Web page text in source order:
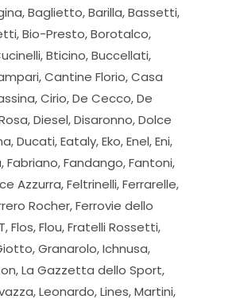
Baglietto, Barilla, Bassetti,
Bio-Presto, Borotalco,
Bticino, Buccellati,
Cantine Florio, Casa
Cirio, De Cecco, De
Diesel, Disaronno, Dolce
Ducati, Eataly, Eko, Enel, Eni,
Fabriano, Fandango, Fantoni,
Azzurra, Feltrinelli, Ferrarelle,
Rocher, Ferrovie dello
Flos, Flou, Fratelli Rossetti,
Granarolo, Ichnusa,
La Gazzetta dello Sport,
Leonardo, Lines, Martini,